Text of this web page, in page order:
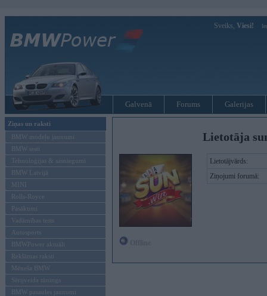
Sveiks, Viesi!
Galvenā Forums Galerijas
Ziņas un raksti
BMW modeļu jaunumi
BMW testi
Tehnoloģijas & sasniegumi
BMW Latvijā
MINI
Rolls-Royce
Pasākumi
Vadāmības tests
Autosports
BMWPower aktuāli
Reklāmas raksti
Mēneša BMW
Sērijveida tūnings
BMW pasaules jaunumi
Lietotāja
Lietotājvārds:
Ziņojumi forumā: